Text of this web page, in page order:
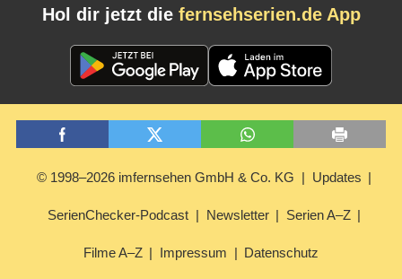
Hol dir jetzt die fernsehserien.de App
© 1998–2026 imfernsehen GmbH & Co. KG Updates
SerienChecker-Podcast Newsletter Serien A–Z
Filme A–Z Impressum Datenschutz